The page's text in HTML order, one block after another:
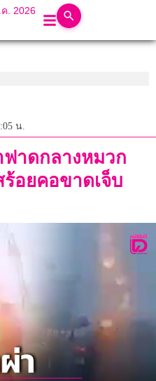
. 2026
น.
าดกลางหมวก
อยคอขาดเจ็บ